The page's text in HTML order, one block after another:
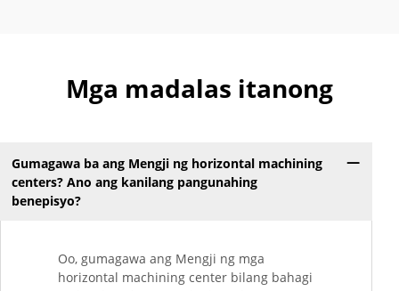
Mga madalas itanong
Gumagawa ba ang Mengji ng horizontal machining
centers? Ano ang kanilang pangunahing
benepisyo?
Oo, gumagawa ang Mengji ng mga
horizontal machining center bilang bahagi